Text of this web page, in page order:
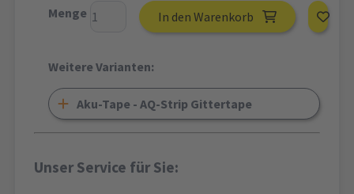
Menge In den Warenkorb
Weitere Varianten:
Aku-Tape - AQ-Strip Gittertape
Unser Service für Sie: